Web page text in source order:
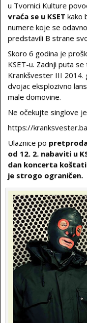
u Tvornici Kulture
vraća se u KSET kako
numere koje se
predstavili B strane
Skoro 6 godina je
KSET-u. Zadnji puta
Krankšvester III 2014.
dvojac eksplozivno
male domovine.
Ne očekujte singlove
https://
Ulaznice po
od 12. 2. nabaviti u
dan koncerta koštati
je strogo ograničen.